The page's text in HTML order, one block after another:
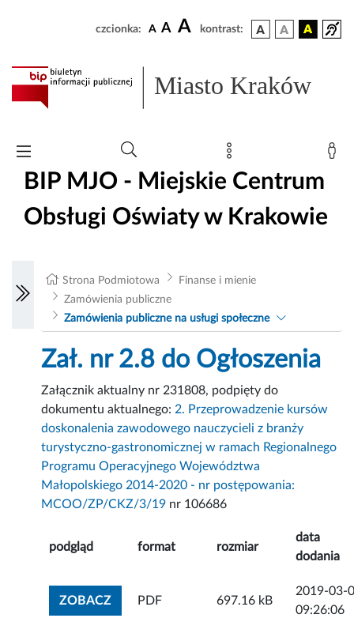
czcionka: A A A kontrast:
Miasto Kraków
BIP MJO - Miejskie Centrum
Obsługi Oświaty w Krakowie
Strona Podmiotowa
Finanse i mienie
Zamówienia publiczne
Zamówienia publiczne na usługi społeczne
Zał. nr 2.8 do Ogłoszenia
Załącznik aktualny nr 231808, podpięty do
dokumentu aktualnego: 2. Przeprowadzenie kursów
doskonalenia zawodowego nauczycieli z branży
turystyczno-gastronomicznej w ramach Regionalnego
Programu Operacyjnego Województwa
Małopolskiego 2014-2020 - nr postępowania:
MCOO/ZP/CKZ/3/19 nr 106686
podgląd format rozmiar
data
dodania
ZOBACZZOBACZ ZAŁĄCZNIK
PDF 697.16 kB
2019-03-
09:26:06